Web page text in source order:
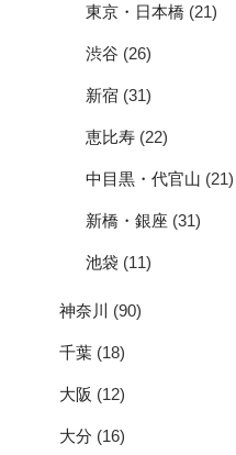
東京・日本橋 (21)
渋谷 (26)
新宿 (31)
恵比寿 (22)
中目黒・代官山 (21)
新橋・銀座 (31)
池袋 (11)
神奈川 (90)
千葉 (18)
大阪 (12)
大分 (16)